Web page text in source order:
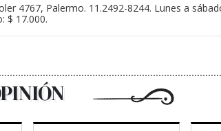
4767, Palermo. 11.2492-8244. Lunes a
$ 17.000.